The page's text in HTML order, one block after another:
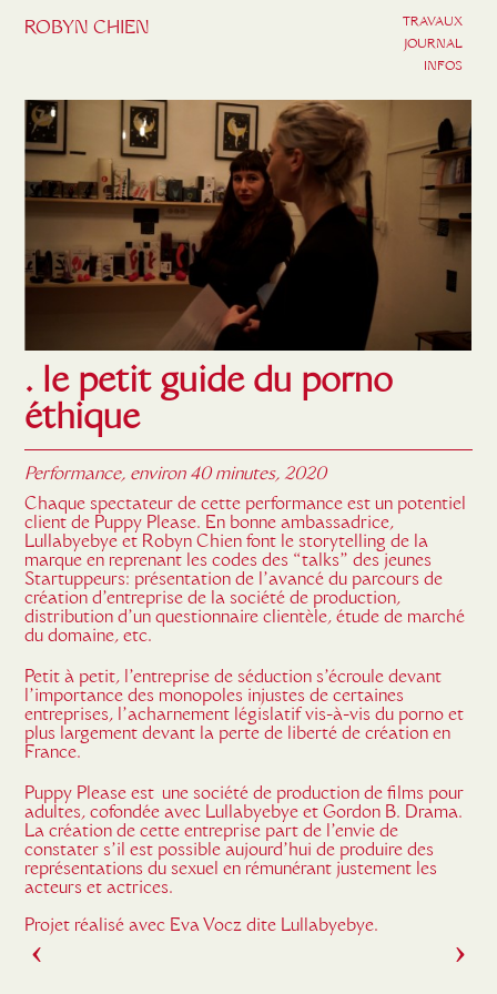
TRAVAUX
JOURNAL
INFOS
ROBYN CHIEN
› ›
. le petit guide du porno
éthique
Performance, environ 40 minutes, 2020
Chaque spectateur de cette performance est un potentiel
client de Puppy Please. En bonne ambassadrice,
Lullabyebye et Robyn Chien font le storytelling de la
marque en reprenant les codes des “talks” des jeunes
Startuppeurs: présentation de l’avancé du parcours de
création d’entreprise de la société de production,
distribution d’un questionnaire clientèle, étude de marché
du domaine, etc.
Petit à petit, l’entreprise de séduction s’écroule devant
l’importance des monopoles injustes de certaines
entreprises, l’acharnement législatif vis-à-vis du porno et
plus largement devant la perte de liberté de création en
France.
Puppy Please est une société de production de films pour
adultes, cofondée avec Lullabyebye et Gordon B. Drama.
La création de cette entreprise part de l’envie de
constater s’il est possible aujourd’hui de produire des
représentations du sexuel en rémunérant justement les
acteurs et actrices.
Projet réalisé avec Eva Vocz dite Lullabyebye.